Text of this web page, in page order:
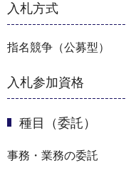
入札方式
指名競争（公募型）
入札参加資格
種目（委託）
事務・業務の委託